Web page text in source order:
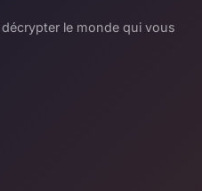
le monde qui vous